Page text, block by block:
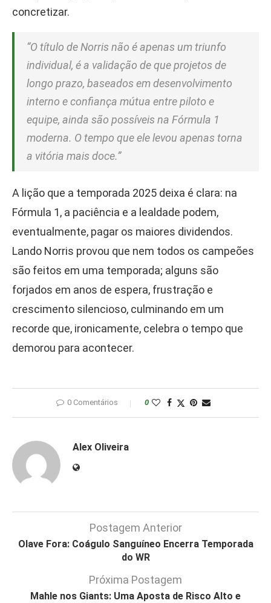
concretizar.
“O título de Norris não é apenas um triunfo
individual, é a validação de que projetos de
longo prazo, baseados em desenvolvimento
interno e confiança mútua entre piloto e
equipe, ainda são possíveis na Fórmula 1
moderna. O tempo que ele levou apenas torna
a vitória mais doce.”
A lição que a temporada 2025 deixa é clara: na
Fórmula 1, a paciência e a lealdade podem,
eventualmente, pagar os maiores dividendos.
Lando Norris provou que nem todos os campeões
são feitos em uma temporada; alguns são
forjados em anos de espera, frustração e
crescimento silencioso, culminando em um
recorde que, ironicamente, celebra o tempo que
demorou para acontecer.
0 Comentários 0
Alex Oliveira
Postagem Anterior
Olave Fora: Coágulo Sanguíneo Encerra Temporada
do WR
Próxima Postagem
Mahle nos Giants: Uma Aposta de Risco Alto e